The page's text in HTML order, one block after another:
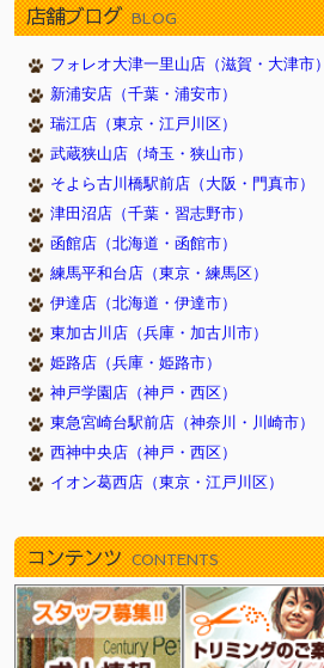
店舗ブログ BLOG
フォレオ大津一里山店（滋賀・大津市）
新浦安店（千葉・浦安市）
瑞江店（東京・江戸川区）
武蔵狭山店（埼玉・狭山市）
そよら古川橋駅前店（大阪・門真市）
津田沼店（千葉・習志野市）
函館店（北海道・函館市）
練馬平和台店（東京・練馬区）
伊達店（北海道・伊達市）
東加古川店（兵庫・加古川市）
姫路店（兵庫・姫路市）
神戸学園店（神戸・西区）
東急宮崎台駅前店（神奈川・川崎市）
西神中央店（神戸・西区）
イオン葛西店（東京・江戸川区）
コンテンツ CONTENTS